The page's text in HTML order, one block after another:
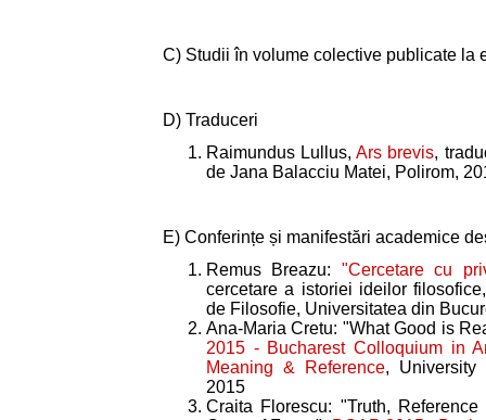
C) Studii în volume colective publicate la
D) Traduceri
Raimundus Lullus,Ars brevis,
de Jana Balacciu Matei, Polirom,
E) Conferințe și manifestări academice
Remus Breazu: "Cercetare cu
cercetare a istoriei ideilor
de Filosofie, Universitatea din
Ana-Maria Cretu: "What Good is
2015 - Bucharest Colloquium in
Meaning & Reference, University
2015
Craita Florescu: "Truth,